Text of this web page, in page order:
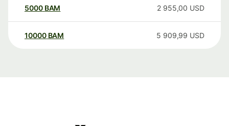
5000 BAM 2 955,00 USD
10000 BAM 5 909,99 USD